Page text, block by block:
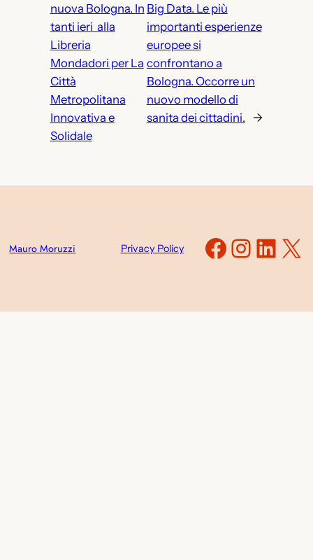
nuova Bologna. In
tanti ieri alla
Libreria
Mondadori per La
Città
Metropolitana
Innovativa e
Solidale
Big Data. Le più
importanti esperienze
europee si
confrontano a
Bologna. Occorre un
nuovo modello di
sanita dei cittadini.
→
Mauro Moruzzi Privacy Policy X